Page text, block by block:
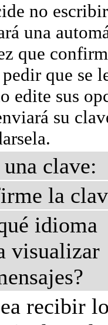
no
una
que
que se
edite sus
su
clave:
la
idioma
visualizar
recibir